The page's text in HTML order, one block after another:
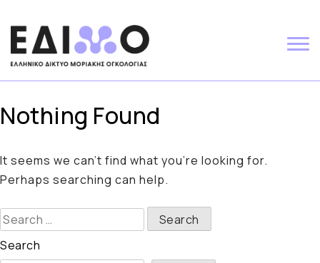
to
content
Nothing Found
It seems we can’t find what you’re looking for.
Perhaps searching can help.
Search
for:
Search